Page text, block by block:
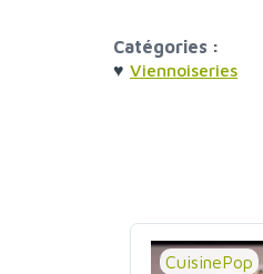
Catégories :
♥ Viennoiseries
CuisinePop